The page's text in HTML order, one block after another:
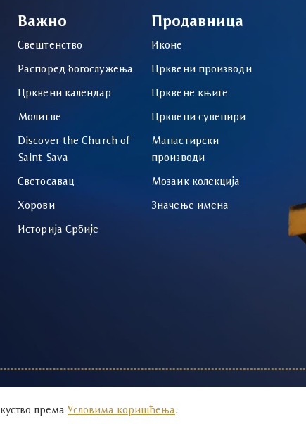
Важно
Свештенство
Распоред богослужења
Црквени календар
Молитве
Discover the Church of
Saint Sava
Светосавац
Хорови
Историја Србије
Продавница
Иконе
Црквени производи
Црквене књиге
Црквени сувенири
Манастирски
производи
Мозаик колекција
Значење имена
према Условима коришћења.